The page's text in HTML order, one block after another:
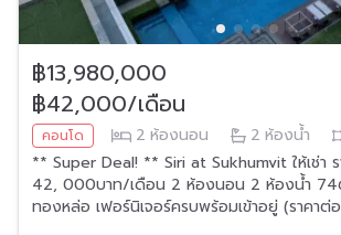
฿13,980,000
฿42,000/เดือน
คอนโด 2 ห้องนอน 2 ห้องน้ำ
** Super Deal! ** Siri at Sukhumvit ให้เช่า
42, 000บาท/เดือน 2 ห้องนอน 2 ห้องน้ำ 74
ทองหล่อ เฟอร์นิเจอร์ครบพร้อมเข้าอยู่ (ราคาต่